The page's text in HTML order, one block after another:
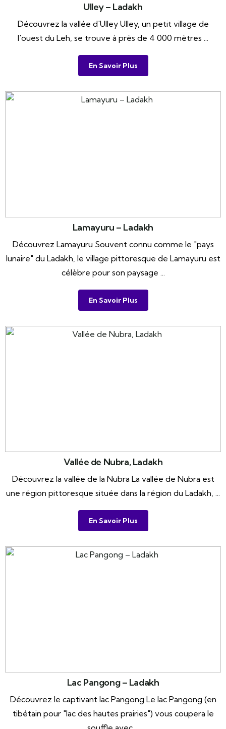
Ulley – Ladakh
Découvrez la vallée d'Ulley Ulley, un petit village de
l'ouest du Leh, se trouve à près de 4 000 mètres ...
En Savoir Plus
Lamayuru – Ladakh
Découvrez Lamayuru Souvent connu comme le "pays
lunaire" du Ladakh, le village pittoresque de Lamayuru est
célèbre pour son paysage ...
En Savoir Plus
Vallée de Nubra, Ladakh
Découvrez la vallée de la Nubra La vallée de Nubra est
une région pittoresque située dans la région du Ladakh, ...
En Savoir Plus
Lac Pangong – Ladakh
Découvrez le captivant lac Pangong Le lac Pangong (en
tibétain pour "lac des hautes prairies") vous coupera le